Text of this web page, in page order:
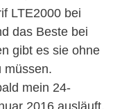
LTE2000 bei
das Beste bei
gibt es sie ohne
müssen.
mein 24-